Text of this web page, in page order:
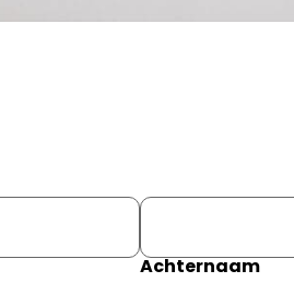
Achternaam